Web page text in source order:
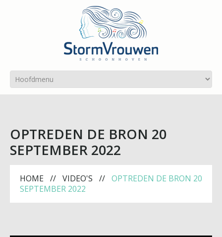
OPTREDEN DE BRON 20
SEPTEMBER 2022
HOME VIDEO'S
OPTREDEN DE BRON 20
SEPTEMBER 2022